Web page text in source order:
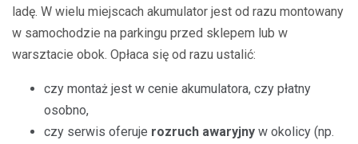
ladę. W wielu miejscach akumulator jest od razu montowany
w samochodzie na parkingu przed sklepem lub w
warsztacie obok. Opłaca się od razu ustalić:
czy montaż jest w cenie akumulatora, czy płatny
osobno,
czy serwis oferuje rozruch awaryjny w okolicy (np.